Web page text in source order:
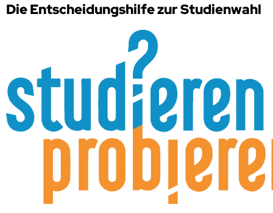
Die Entscheidungshilfe zur Studienwahl